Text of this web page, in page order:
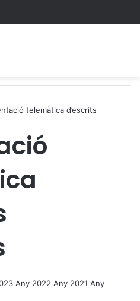
telemàtica d’escrits
Any 2022 Any 2021 Any